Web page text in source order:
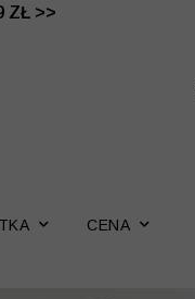
ZŁ >>PRODUKT >>
CENA